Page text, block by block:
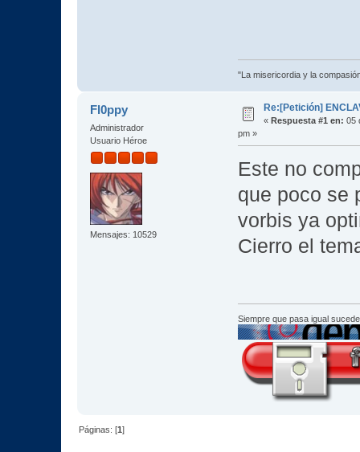
"La misericordia y la
Fl0ppy
Administrador
Usuario Héroe
Mensajes: 10529
Re:[Petición]
« Respuesta #1 en: 05
pm »
Este no
que poco se
vorbis ya
Cierro el
Siempre que pasa igual
Páginas: [1]